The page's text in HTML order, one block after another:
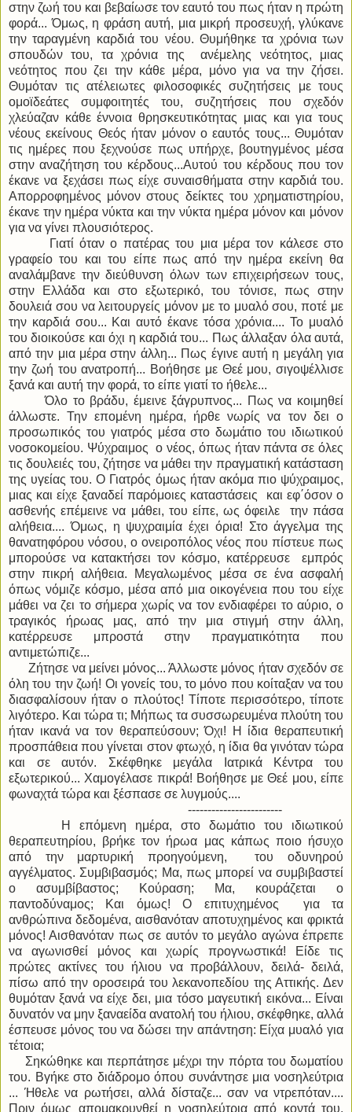
στην ζωή του και βεβαίωσε τον εαυτό του πως ήταν η πρώτη
φορά... Όμως, η φράση αυτή, μια μικρή προσευχή, γλύκανε
την ταραγμένη καρδιά του νέου. Θυμήθηκε τα χρόνια των
σπουδών του, τα χρόνια της ανέμελης νεότητος, μιας
νεότητος που ζει την κάθε μέρα, μόνο για να την ζήσει.
Θυμόταν τις ατέλειωτες φιλοσοφικές συζητήσεις με τους
ομοϊδεάτες συμφοιτητές του, συζητήσεις που σχεδόν
χλεύαζαν κάθε έννοια θρησκευτικότητας μιας και για τους
νέους εκείνους Θεός ήταν μόνον ο εαυτός τους... Θυμόταν
τις ημέρες που ξεχνούσε πως υπήρχε, βουτηγμένος μέσα
στην αναζήτηση του κέρδους...Αυτού του κέρδους που τον
έκανε να ξεχάσει πως είχε συναισθήματα στην καρδιά του.
Απορροφημένος μόνον στους δείκτες του χρηματιστηρίου,
έκανε την ημέρα νύκτα και την νύκτα ημέρα μόνον και μόνον
για να γίνει πλουσιότερος.
Γιατί όταν ο πατέρας του μια μέρα τον κάλεσε στο
γραφείο του και του είπε πως από την ημέρα εκείνη θα
αναλάμβανε την διεύθυνση όλων των επιχειρήσεων τους,
στην Ελλάδα και στο εξωτερικό, του τόνισε, πως στην
δουλειά σου να λειτουργείς μόνον με το μυαλό σου, ποτέ με
την καρδιά σου... Και αυτό έκανε τόσα χρόνια.... Το μυαλό
του διοικούσε και όχι η καρδιά του... Πως άλλαξαν όλα αυτά,
από την μια μέρα στην άλλη... Πως έγινε αυτή η μεγάλη για
την ζωή του ανατροπή... Βοήθησε με Θεέ μου, σιγοψέλλισε
ξανά και αυτή την φορά, το είπε γιατί το ήθελε...
Όλο το βράδυ, έμεινε ξάγρυπνος... Πως να κοιμηθεί
άλλωστε. Την επομένη ημέρα, ήρθε νωρίς να τον δει ο
προσωπικός του γιατρός μέσα στο δωμάτιο του ιδιωτικού
νοσοκομείου. Ψύχραιμος ο νέος, όπως ήταν πάντα σε όλες
τις δουλειές του, ζήτησε να μάθει την πραγματική κατάσταση
της υγείας του. Ο Γιατρός όμως ήταν ακόμα πιο ψύχραιμος,
μιας και είχε ξαναδεί παρόμοιες καταστάσεις και εφ΄όσον ο
ασθενής επέμεινε να μάθει, του είπε, ως όφειλε την πάσα
αλήθεια.... Όμως, η ψυχραιμία έχει όρια! Στο άγγελμα της
θανατηφόρου νόσου, ο ονειροπόλος νέος που πίστευε πως
μπορούσε να κατακτήσει τον κόσμο, κατέρρευσε εμπρός
στην πικρή αλήθεια. Μεγαλωμένος μέσα σε ένα ασφαλή
όπως νόμιζε κόσμο, μέσα από μια οικογένεια που του είχε
μάθει να ζει το σήμερα χωρίς να τον ενδιαφέρει το αύριο, ο
τραγικός ήρωας μας, από την μια στιγμή στην άλλη,
κατέρρευσε μπροστά στην πραγματικότητα που
αντιμετώπιζε...
Ζήτησε να μείνει μόνος... Άλλωστε μόνος ήταν σχεδόν σε
όλη του την ζωή! Οι γονείς του, το μόνο που κοίταξαν να του
διασφαλίσουν ήταν ο πλούτος! Τίποτε περισσότερο, τίποτε
λιγότερο. Και τώρα τι; Μήπως τα συσσωρευμένα πλούτη του
ήταν ικανά να τον θεραπεύσουν; Όχι! Η ίδια θεραπευτική
προσπάθεια που γίνεται στον φτωχό, η ίδια θα γινόταν τώρα
και σε αυτόν. Σκέφθηκε μεγάλα Ιατρικά Κέντρα του
εξωτερικού... Χαμογέλασε πικρά! Βοήθησε με Θεέ μου, είπε
φωναχτά τώρα και ξέσπασε σε λυγμούς....
------------------------
Η επόμενη ημέρα, στο δωμάτιο του ιδιωτικού
θεραπευτηρίου, βρήκε τον ήρωα μας κάπως ποιο ήσυχο
από την μαρτυρική προηγούμενη, του οδυνηρού
αγγέλματος. Συμβιβασμός; Μα, πως μπορεί να συμβιβαστεί
ο ασυμβίβαστος; Κούραση; Μα, κουράζεται ο
παντοδύναμος; Και όμως! Ο επιτυχημένος για τα
ανθρώπινα δεδομένα, αισθανόταν αποτυχημένος και φρικτά
μόνος! Αισθανόταν πως σε αυτόν το μεγάλο αγώνα έπρεπε
να αγωνισθεί μόνος και χωρίς προγνωστικά! Είδε τις
πρώτες ακτίνες του ήλιου να προβάλλουν, δειλά- δειλά,
πίσω από την οροσειρά του λεκανοπεδίου της Αττικής. Δεν
θυμόταν ξανά να είχε δει, μια τόσο μαγευτική εικόνα... Είναι
δυνατόν να μην ξαναείδα ανατολή του ήλιου, σκέφθηκε, αλλά
έσπευσε μόνος του να δώσει την απάντηση: Είχα μυαλό για
τέτοια;
Σηκώθηκε και περπάτησε μέχρι την πόρτα του δωματίου
του. Βγήκε στο διάδρομο όπου συνάντησε μια νοσηλεύτρια
... Ήθελε να ρωτήσει, αλλά δίσταζε... σαν να ντρεπόταν....
Πριν όμως απομακρυνθεί η νοσηλεύτρια από κοντά του,